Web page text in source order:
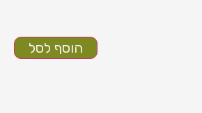
הוסף לסל